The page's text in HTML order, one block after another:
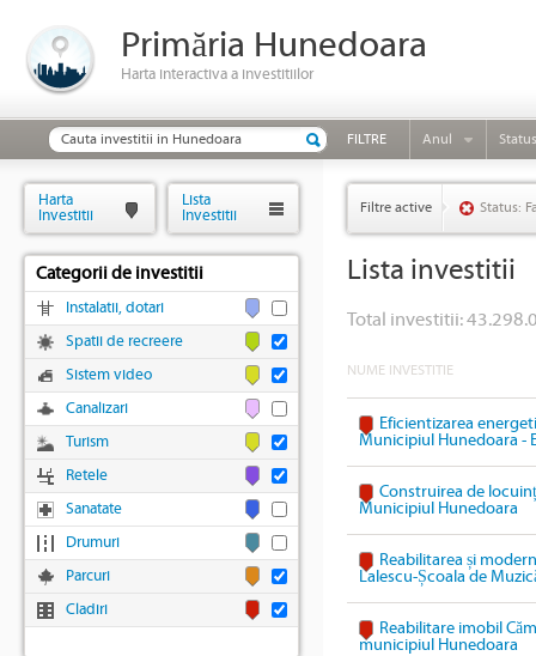
Primăria Hunedoara
Harta interactiva a investitiilor
FILTRE Anul Status
Filtre active Status:
Lista investitii
Total investitii:
NUME INVESTITIE
Eficientizarea
Municipiul Hunedoara -
Construirea de
Municipiul Hunedoara
Reabilitarea și
Lalescu-Școala de
Reabilitare imobil
municipiul Hunedoara
Harta
Investitii
Lista
Investitii
Categorii de investitii
Instalatii, dotari
Spatii de recreere
Sistem video
Canalizari
Turism
Retele
Sanatate
Drumuri
Parcuri
Cladiri